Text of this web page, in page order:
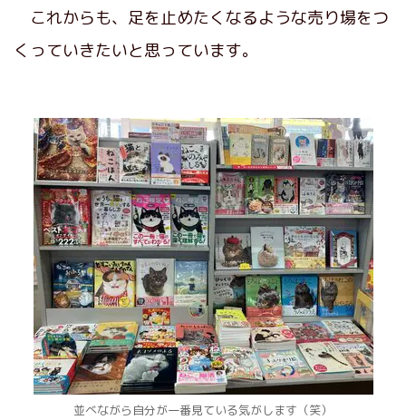
これからも、足を止めたくなるような売り場をつ
くっていきたいと思っています。
並べながら自分が一番見ている気がします（笑）